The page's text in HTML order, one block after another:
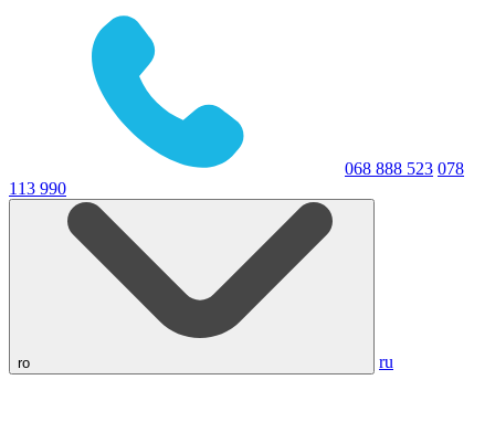
068 888 523 078
113 990
ro ru